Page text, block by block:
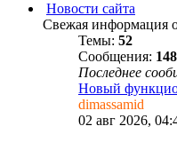
Новости сайта
Свежая информация
Темы: 52
Сообщения: 148
Последнее
Новый
dimassamid
02 авг 2026,